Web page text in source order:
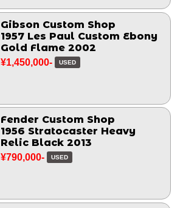
Gibson Custom Shop
1957 Les Paul Custom Ebony
Gold Flame 2002
¥1,450,000- USED
Fender Custom Shop
1956 Stratocaster Heavy
Relic Black 2013
¥790,000- USED